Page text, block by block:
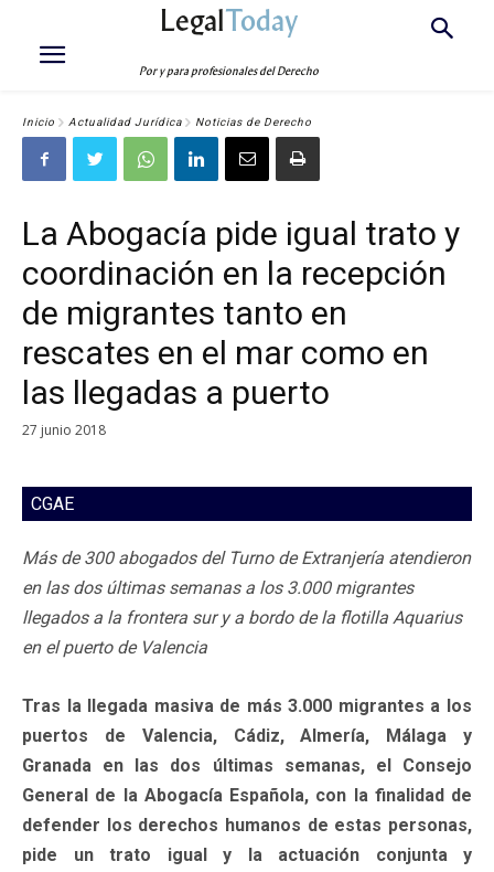
LegalToday
Por y para profesionales del Derecho
Inicio Actualidad Jurídica Noticias de Derecho
La Abogacía pide igual trato y
coordinación en la recepción
de migrantes tanto en
rescates en el mar como en
las llegadas a puerto
27 junio 2018
CGAE
Más de 300 abogados del Turno de Extranjería atendieron
en las dos últimas semanas a los 3.000 migrantes
llegados a la frontera sur y a bordo de la flotilla Aquarius
en el puerto de Valencia
Tras la llegada masiva de más 3.000 migrantes a los
puertos de Valencia, Cádiz, Almería, Málaga y
Granada en las dos últimas semanas, el Consejo
General de la Abogacía Española, con la finalidad de
defender los derechos humanos de estas personas,
pide un trato igual y la actuación conjunta y